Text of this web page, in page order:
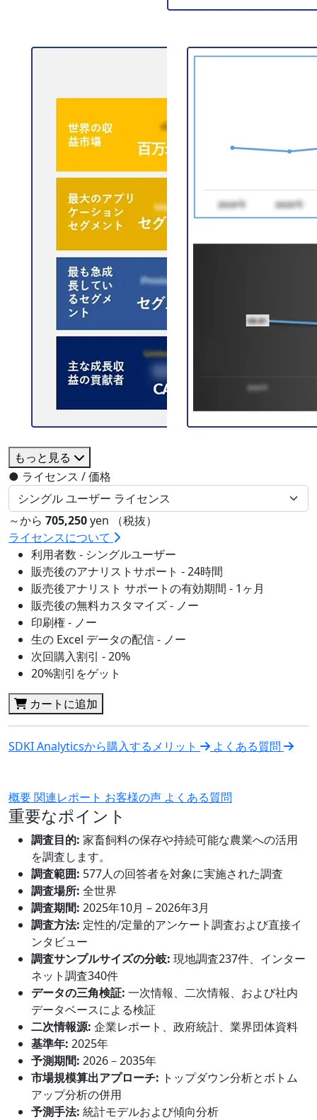
もっと見る
● ライセンス / 価格
～から 705,250yen （税抜）
ライセンスについて
利用者数 - シングルユーザー
販売後のアナリストサポート - 24時間
販売後アナリスト サポートの有効期間 - 1ヶ月
販売後の無料カスタマイズ - ノー
印刷権 - ノー
生の Excel データの配信 - ノー
次回購入割引 - 20%
20%割引をゲット
カートに追加
SDKI Analyticsから購入するメリット よくある質問
概要関連レポート お客様の声 よくある質問
重要なポイント
調査目的: 家畜飼料の保存や持続可能な農業への活用
を調査します。
調査範囲: 577人の回答者を対象に実施された調査
調査場所: 全世界
調査期間: 2025年10月 – 2026年3月
調査方法: 定性的/定量的アンケート調査および直接イ
ンタビュー
調査サンプルサイズの分岐: 現地調査237件、インター
ネット調査340件
データの三角検証: 一次情報、二次情報、および社内
データベースによる検証
二次情報源: 企業レポート、政府統計、業界団体資料
基準年: 2025年
予測期間: 2026－2035年
市場規模算出アプローチ: トップダウン分析とボトム
アップ分析の併用
予測手法: 統計モデルおよび傾向分析